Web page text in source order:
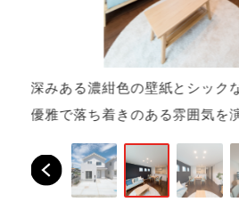
深みある濃紺色の壁紙とシック
優雅で落ち着きのある雰囲気を